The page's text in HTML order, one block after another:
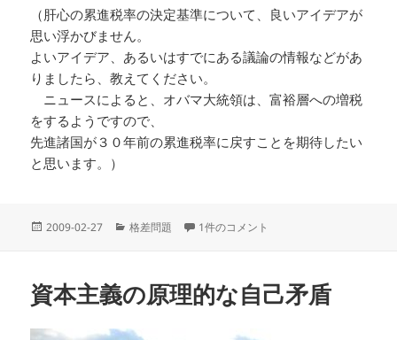
（肝心の累進税率の決定基準について、良いアイデアが
思い浮かびません。
よいアイデア、あるいはすでにある議論の情報などがあ
りましたら、教えてください。
ニュースによると、オバマ大統領は、富裕層への増税
をするようですので、
先進諸国が３０年前の累進税率に戻すことを期待したい
と思います。）
投
2009-02-27
カ
ー
格差問題 累進税率と経済システムの関係 への
1件のコメント
資本主義の原理的な自己矛盾